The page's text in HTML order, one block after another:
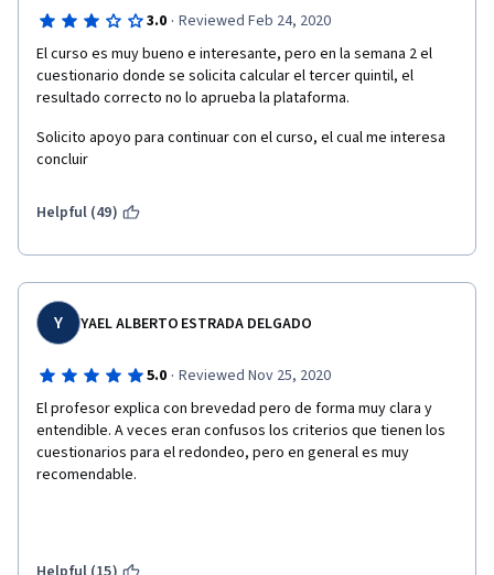
3.0 · Reviewed Feb 24, 2020
El curso es muy bueno e interesante, pero en la semana 2 el
cuestionario donde se solicita calcular el tercer quintil, el
resultado correcto no lo aprueba la plataforma.
Solicito apoyo para continuar con el curso, el cual me interesa
concluir
Helpful (49)
Y YAEL ALBERTO ESTRADA DELGADO
5.0 · Reviewed Nov 25, 2020
El profesor explica con brevedad pero de forma muy clara y
entendible. A veces eran confusos los criterios que tienen los
cuestionarios para el redondeo, pero en general es muy
recomendable.